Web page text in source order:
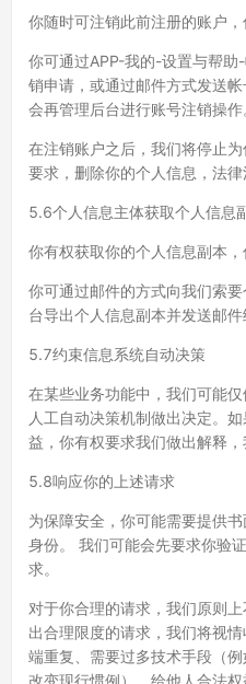
你随时可注销此前注册的账户
你可通过APP-我的-设置与帮
销申请，或通过邮件方式发送
会再管理后台进行账号注销操作
在注销账户之后，我们将停止
要求，删除你的个人信息，法律
5.6个人信息主体获取个人信息
你有权获取你的个人信息副本
你可通过邮件的方式向我们索
台导出个人信息副本并发送邮件
5.7约束信息系统自动决策
在某些业务功能中，我们可能
人工自动决策机制做出决定。
益，你有权要求我们做出解释，
5.8响应你的上述请求
为保障安全，你可能需要提供
身份。 我们可能会先要求你验
求。
对于你合理的请求，我们原则
出合理限度的请求，我们将视
端重复、需要过多技术手段（
改变现行惯例）、给他人合法